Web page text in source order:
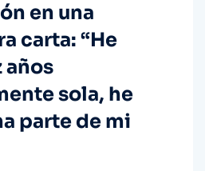
en una
carta: “He
años
sola, he
parte de mi